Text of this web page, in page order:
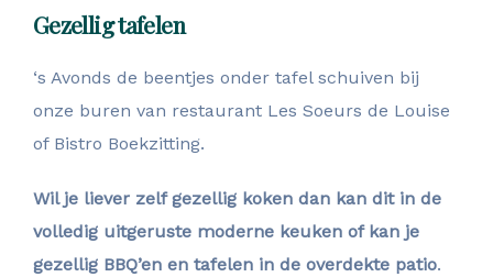
Gezellig tafelen
‘s Avonds de beentjes onder tafel schuiven bij
onze buren van restaurant Les Soeurs de Louise
of Bistro Boekzitting.
Wil je liever zelf gezellig koken dan kan dit in de
volledig uitgeruste moderne keuken of kan je
gezellig BBQ’en en tafelen in de overdekte patio.